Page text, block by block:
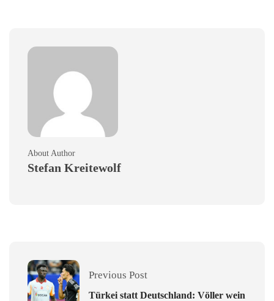
About Author
Stefan Kreitewolf
Previous Post
Türkei statt Deutschland: Völler wein